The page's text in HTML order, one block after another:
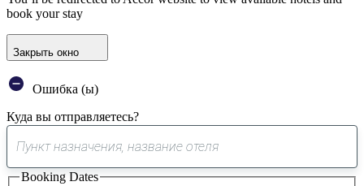
book your stay
Закрыть окно
Ошибка (ы)
Куда вы отправляетесь?
0
предложение
найдено
Booking Dates